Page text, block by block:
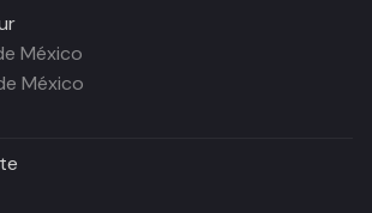
México
México